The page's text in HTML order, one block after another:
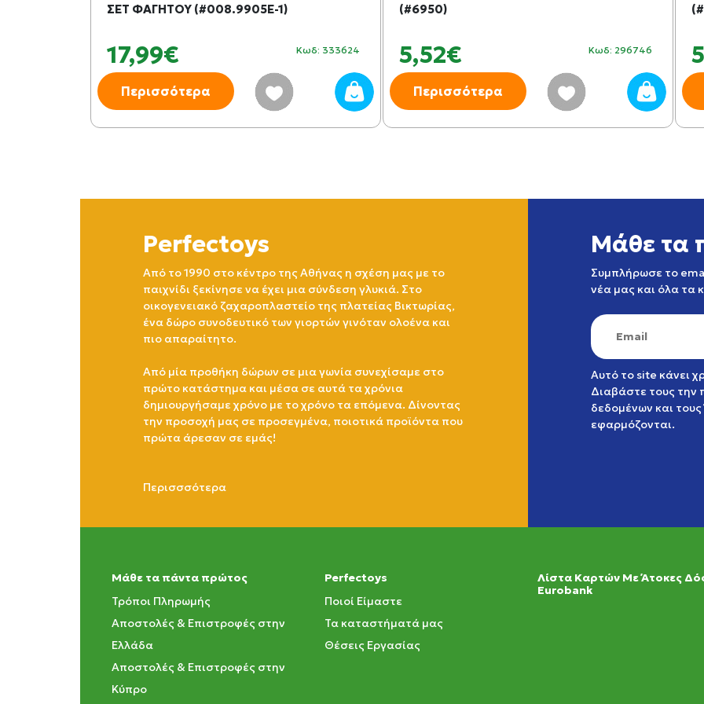
ΣΕΤ ΦΑΓΗΤΟΥ (#008.9905E-1)
17,99€ Κωδ: 333624
Περισσότερα
(#6950)
5,52€ Κωδ: 296746
Περισσότερα
Perfectoys
Από το 1990 στο κέντρο της Αθήνας η σχέση μας με το
παιχνίδι ξεκίνησε να έχει μια σύνδεση γλυκιά. Στο
οικογενειακό ζαχαροπλαστείο της πλατείας Βικτωρίας,
ένα δώρο συνοδευτικό των γιορτών γινόταν ολοένα και
πιο απαραίτητο.
Από μία προθήκη δώρων σε μια γωνία συνεχίσαμε στο
πρώτο κατάστημα και μέσα σε αυτά τα χρόνια
δημιουργήσαμε χρόνο με το χρόνο τα επόμενα. Δίνοντας
την προσοχή μας σε προσεγμένα, ποιοτικά προϊόντα που
πρώτα άρεσαν σε εμάς!
Περισσσότερα
Μάθε τα
Συμπλήρωσε το
νέα μας και όλα τα
Αυτό το site κάνει
Διαβάστε τους την
δεδομένων και τους
εφαρμόζονται.
Μάθε τα πάντα πρώτος
Τρόποι Πληρωμής
Αποστολές & Επιστροφές στην
Ελλάδα
Αποστολές & Επιστροφές στην
Κύπρο
Perfectoys
Ποιοί Είμαστε
Τα καταστήματά μας
Θέσεις Εργασίας
Λίστα Καρτών Με Άτοκες
Eurobank